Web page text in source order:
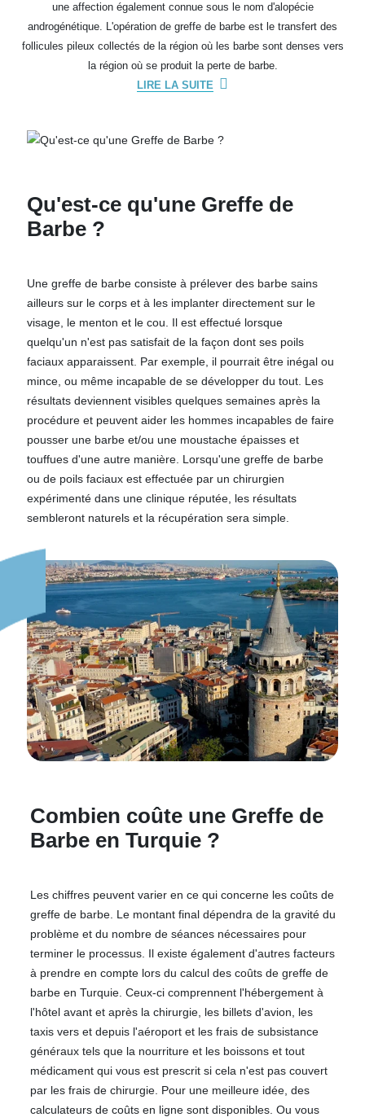
une affection également connue sous le nom d'alopécie
androgénétique. L'opération de greffe de barbe est le transfert des
follicules pileux collectés de la région où les barbe sont denses vers
la région où se produit la perte de barbe.
LIRE LA SUITE
Qu'est-ce qu'une Greffe de
Barbe ?
Une greffe de barbe consiste à prélever des barbe sains
ailleurs sur le corps et à les implanter directement sur le
visage, le menton et le cou. Il est effectué lorsque
quelqu'un n'est pas satisfait de la façon dont ses poils
faciaux apparaissent. Par exemple, il pourrait être inégal ou
mince, ou même incapable de se développer du tout. Les
résultats deviennent visibles quelques semaines après la
procédure et peuvent aider les hommes incapables de faire
pousser une barbe et/ou une moustache épaisses et
touffues d'une autre manière. Lorsqu'une greffe de barbe
ou de poils faciaux est effectuée par un chirurgien
expérimenté dans une clinique réputée, les résultats
sembleront naturels et la récupération sera simple.
Combien coûte une Greffe de
Barbe en Turquie ?
Les chiffres peuvent varier en ce qui concerne les coûts de
greffe de barbe. Le montant final dépendra de la gravité du
problème et du nombre de séances nécessaires pour
terminer le processus. Il existe également d'autres facteurs
à prendre en compte lors du calcul des coûts de greffe de
barbe en Turquie. Ceux-ci comprennent l'hébergement à
l'hôtel avant et après la chirurgie, les billets d'avion, les
taxis vers et depuis l'aéroport et les frais de subsistance
généraux tels que la nourriture et les boissons et tout
médicament qui vous est prescrit si cela n'est pas couvert
par les frais de chirurgie. Pour une meilleure idée, des
calculateurs de coûts en ligne sont disponibles. Ou vous